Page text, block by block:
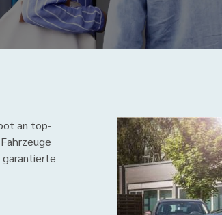
an top-
garantierte